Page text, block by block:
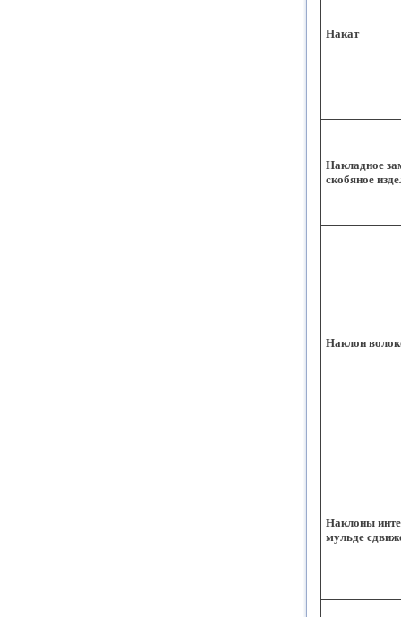
Накат
Накладное
скобяное
Наклон
Наклоны
мульде